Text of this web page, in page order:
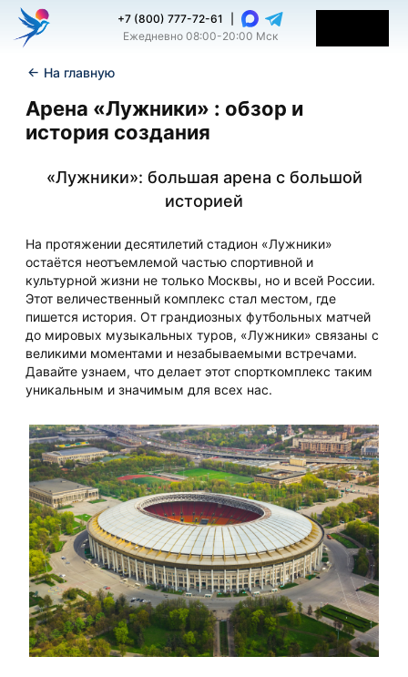
+7 (800) 777-72-61
Ежедневно 08:00-20:00 Мск
← На главную
Арена «Лужники» : обзор и
история создания
«Лужники»: большая арена с большой
историей
На протяжении десятилетий стадион «Лужники»
остаётся неотъемлемой частью спортивной и
культурной жизни не только Москвы, но и всей России.
Этот величественный комплекс стал местом, где
пишется история. От грандиозных футбольных матчей
до мировых музыкальных туров, «Лужники» связаны с
великими моментами и незабываемыми встречами.
Давайте узнаем, что делает этот спорткомплекс таким
уникальным и значимым для всех нас.